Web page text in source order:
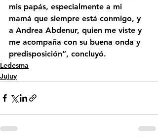
mis papás, especialmente a mi
mamá que siempre está conmigo, y
a Andrea Abdenur, quien me viste y
me acompaña con su buena onda y
predisposición”, concluyó.
Ledesma
Jujuy